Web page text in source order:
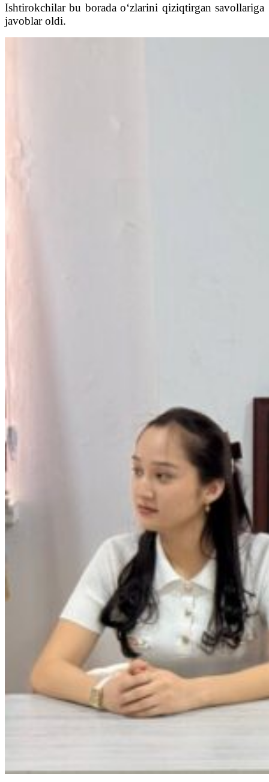
Ishtirokchilar bu borada o‘zlarini qiziqtirgan savollariga
javoblar oldi.